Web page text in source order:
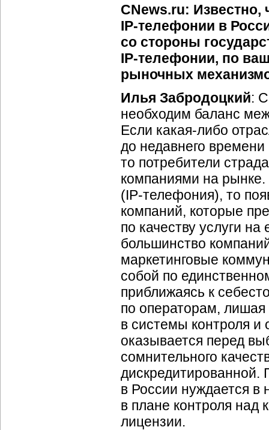
CNews.ru: Известно,
IP-телефонии в
со стороны
IP-телефонии, по
рыночных
Илья Забродоцкий:
необходим баланс
Если какая-либо
до недавнего
то потребители
компаниями на рынке.
(IP-телефония), то
компаний, которые
по качеству услуги
большинство
маркетинговые
собой по
приближаясь к
по операторам, лишая
в системы контроля и
оказывается перед
сомнительного
в России нуждается в
в плане контроля над
лицензии.